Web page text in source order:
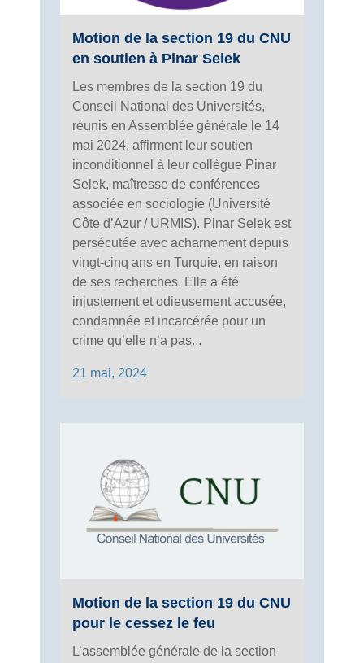
Motion de la section 19 du CNU
en soutien à Pinar Selek
Les membres de la section 19 du
Conseil National des Universités,
réunis en Assemblée générale le 14
mai 2024, affirment leur soutien
inconditionnel à leur collègue Pinar
Selek, maîtresse de conférences
associée en sociologie (Université
Côte d’Azur / URMIS). Pinar Selek est
persécutée avec acharnement depuis
vingt-cinq ans en Turquie, en raison
de ses recherches. Elle a été
injustement et odieusement accusée,
condamnée et incarcérée pour un
crime qu’elle n’a pas...
21 mai, 2024
Motion de la section 19 du CNU
pour le cessez le feu
L’assemblée générale de la section